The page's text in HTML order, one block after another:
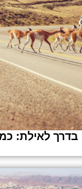
בדרך לאילת: